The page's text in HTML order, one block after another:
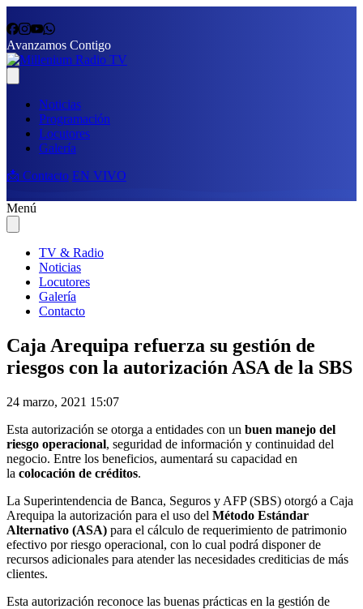
Avanzamos Contigo
Noticias
Programación
Locutores
Galería
📩 Contacto EN VIVO
Menú
TV & Radio
Noticias
Locutores
Galería
Contacto
Caja Arequipa refuerza su gestión de
riesgos con la autorización ASA de la SBS
24 marzo, 2021 15:07
Esta autorización se otorga a entidades con un buen manejo del
riesgo operacional, seguridad de información y continuidad del
negocio. Entre los beneficios, aumentará su capacidad en
la colocación de créditos.
La Superintendencia de Banca, Seguros y AFP (SBS) otorgó a Caja
Arequipa la autorización para el uso del Método Estándar
Alternativo (ASA) para el cálculo de requerimiento de patrimonio
efectivo por riesgo operacional, con lo cual podrá disponer de
recursos adicionales para atender las necesidades crediticias de más
clientes.
Esta autorización reconoce las buenas prácticas en la gestión de